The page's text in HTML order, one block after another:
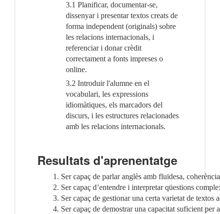
3.1 Planificar, documentar-se,
dissenyar i presentar textos creats de
forma independent (originals) sobre
les relacions internacionals, i
referenciar i donar crèdit
correctament a fonts impreses o
online.
3.2 Introduir l'alumne en el
vocabulari, les expressions
idiomàtiques, els marcadors del
discurs, i les estructures relacionades
amb les relacions internacionals.
Resultats d'aprenentatge
Ser capaç de parlar anglès amb fluïdesa,
Ser capaç d’entendre i interpretar qüestions
Ser capaç de gestionar una certa varietat de
Ser capaç de demostrar una capacitat suficient